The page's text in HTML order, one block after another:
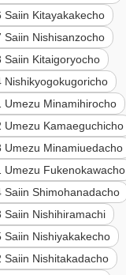
Saiin Kitayakakecho
Saiin Nishisanzocho
Saiin Kitaigoryocho
Nishikyogokugoricho
Umezu Minamihirocho
Umezu Kamaeguchicho
Umezu Minamiuedacho
Umezu Fukenokawacho
Saiin Shimohanadacho
Saiin Nishihiramachi
Saiin Nishiyakakecho
Saiin Nishitakadacho